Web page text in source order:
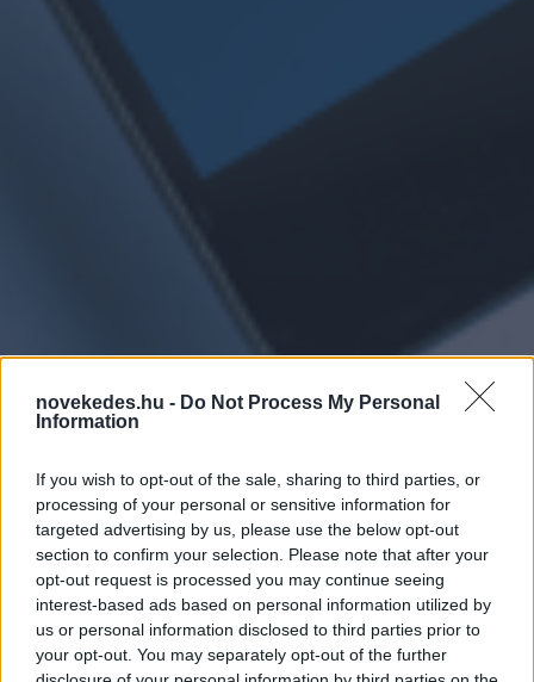
novekedes.hu - Do Not Process My Personal
Information
If you wish to opt-out of the sale, sharing to third parties, or
processing of your personal or sensitive information for
targeted advertising by us, please use the below opt-out
section to confirm your selection. Please note that after your
opt-out request is processed you may continue seeing
interest-based ads based on personal information utilized by
us or personal information disclosed to third parties prior to
your opt-out. You may separately opt-out of the further